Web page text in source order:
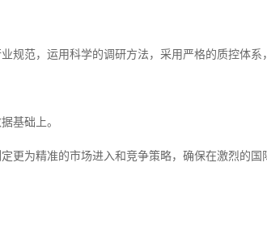
规范，运用科学的调研方法，采用严格的质控体系
基础上。
更为精准的市场进入和竞争策略，确保在激烈的国